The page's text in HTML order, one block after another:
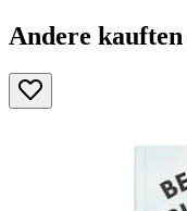
Andere kauften